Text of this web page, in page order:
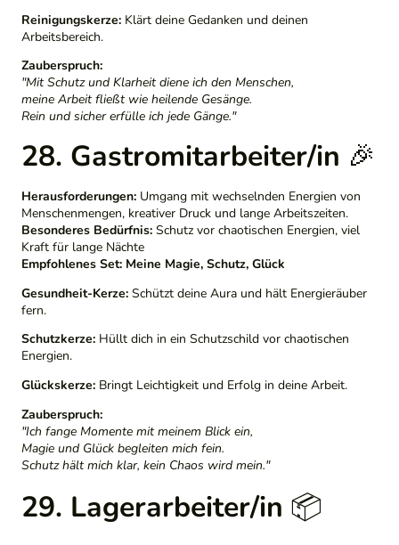
Reinigungskerze: Klärt deine Gedanken und deinen
Arbeitsbereich.
Zauberspruch:
"Mit Schutz und Klarheit diene ich den Menschen,
meine Arbeit fließt wie heilende Gesänge.
Rein und sicher erfülle ich jede Gänge."
28. Gastromitarbeiter/in 🎉
Herausforderungen: Umgang mit wechselnden Energien von
Menschenmengen, kreativer Druck und lange Arbeitszeiten.
Besonderes Bedürfnis: Schutz vor chaotischen Energien, viel
Kraft für lange Nächte
Empfohlenes Set: Meine Magie, Schutz, Glück
Gesundheit-Kerze: Schützt deine Aura und hält Energieräuber
fern.
Schutzkerze: Hüllt dich in ein Schutzschild vor chaotischen
Energien.
Glückskerze: Bringt Leichtigkeit und Erfolg in deine Arbeit.
Zauberspruch:
"Ich fange Momente mit meinem Blick ein,
Magie und Glück begleiten mich fein.
Schutz hält mich klar, kein Chaos wird mein."
29. Lagerarbeiter/in 📦